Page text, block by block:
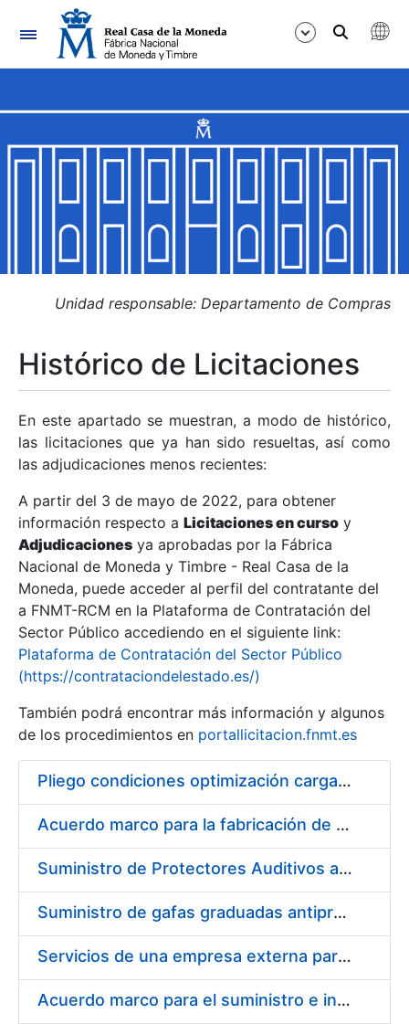
Navegación
Mostrar/Ocultar
Mostrar/Ocultar
Mostrar/Ocultar
Mostrar/Ocultar
Mostrar/Ocultar
Mostrar/Ocultar
Unidad responsable: Departamento de Compras
Histórico de Licitaciones
En este apartado se muestran, a modo de histórico,
las licitaciones que ya han sido resueltas, así como
las adjudicaciones menos recientes:
A partir del 3 de mayo de 2022, para obtener
información respecto a Licitaciones en curso y
Adjudicaciones ya aprobadas por la Fábrica
Nacional de Moneda y Timbre - Real Casa de la
Moneda, puede acceder al perfil del contratante del
a FNMT-RCM en la Plataforma de Contratación del
Sector Público accediendo en el siguiente link:
Plataforma de Contratación del Sector Público
(https://contrataciondelestado.es/)
También podrá encontrar más información y algunos
de los procedimientos en portallicitacion.fnmt.es
Pliego condiciones optimización cargas compras firmado
Acuerdo marco para la fabricación de piezas
Suministro de Protectores Auditivos a medida para las personas trabajadoras de los Centros de Trabajo de Madrid y Burgos
Suministro de gafas graduadas antiproyecciones para los trabajadores de la FNMT-RCM en los centros de trabajo de Madrid y Burgos
Servicios de una empresa externa para el asesoramiento y resolución de los recursos de alzada que se presentan relacionados con procesos de selección para la FNMT-RCM
Acuerdo marco para el suministro e instalación de persianas, estores y otros complementos